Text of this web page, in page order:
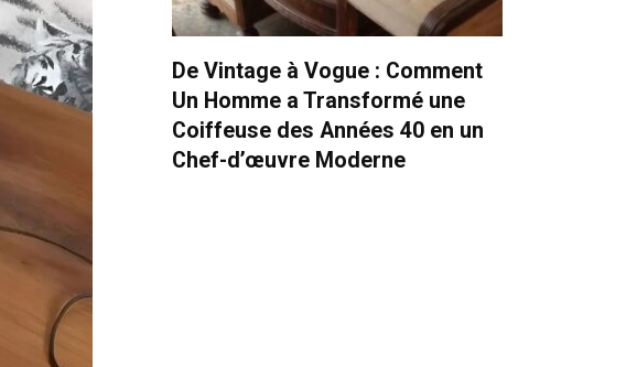
De Vintage à Vogue : Comment
Un Homme a Transformé une
Coiffeuse des Années 40 en un
Chef-d’œuvre Moderne